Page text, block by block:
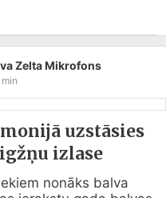
Zelta Mikrofons
min
uzstāsies
izlase
nonāks balva